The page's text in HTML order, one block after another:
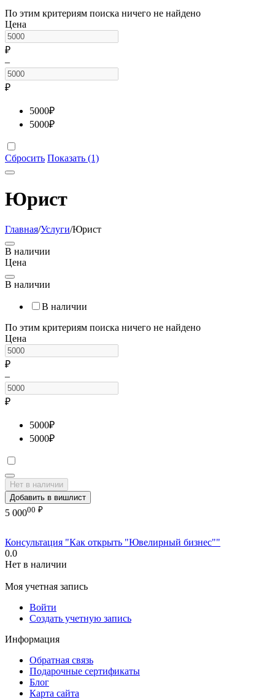
По этим критериям поиска ничего не найдено
Цена
₽
–
₽
5000₽
5000₽
Сбросить Показать (1)
Юрист
Главная/Услуги/Юрист
В наличии
Цена
В наличии
В наличии
По этим критериям поиска ничего не найдено
Цена
₽
–
₽
5000₽
5000₽
Нет в наличии
Добавить в вишлист
5 00000 ₽
Консультация "Как открыть "Ювелирный бизнес""
0.0
Нет в наличии
Моя учетная запись
Войти
Создать учетную запись
Информация
Обратная связь
Подарочные сертификаты
Блог
Карта сайта